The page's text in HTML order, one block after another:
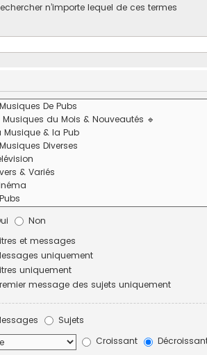
n’importe lequel de ces termes
Non
et messages
uniquement
uniquement
message des sujets uniquement
Sujets
Croissant